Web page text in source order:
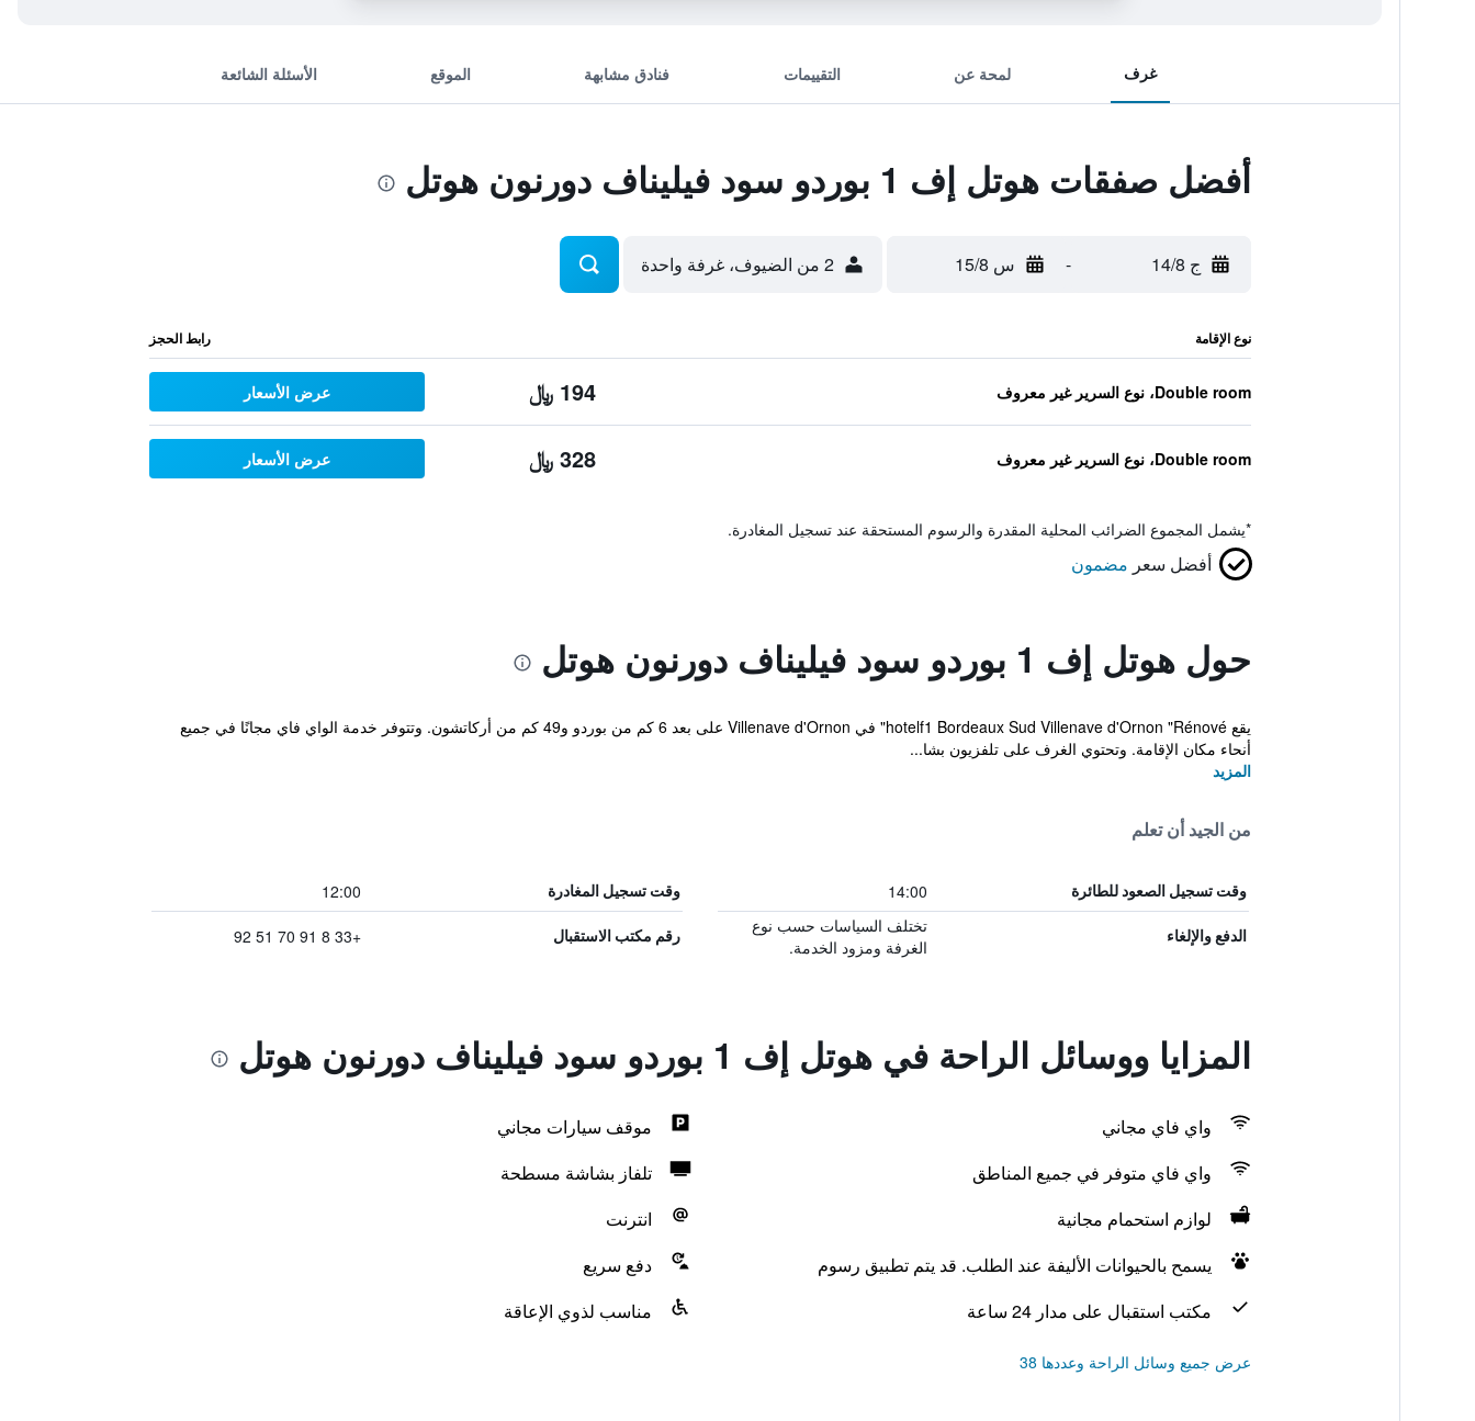
غرف لمحة عن التقييمات فنادق مشابهة الموقع الأسئلة الشائعة
أفضل صفقات هوتل إف 1 بوردو سود فيليناف دورنون هوتل
ج 14/8 - س 15/8 2 من الضيوف، غرفة واحدة
نوع الإقامة رابط الحجز
Double room، نوع السرير غير معروف 194 ﷼ عرض الأسعار
Double room، نوع السرير غير معروف 328 ﷼ عرض الأسعار
*يشمل المجموع الضرائب المحلية المقدرة والرسوم المستحقة عند تسجيل المغادرة.
أفضل سعر مضمون
حول هوتل إف 1 بوردو سود فيليناف دورنون هوتل
يقع hotelf1 Bordeaux Sud Villenave d'Ornon "Rénové" في Villenave d'Ornon على بعد 6 كم من بوردو و49 كم من أركاتشون. وتتوفر خدمة الواي فاي مجانًا في جميع
أنحاء مكان الإقامة. وتحتوي الغرف على تلفزيون بشا...
المزيد
من الجيد أن تعلم
وقت تسجيل الصعود للطائرة 14:00 وقت تسجيل المغادرة 12:00
الدفع والإلغاء
تختلف السياسات حسب نوع
الغرفة ومزود الخدمة.
رقم مكتب الاستقبال +33 8 91 70 51 92
المزايا ووسائل الراحة في هوتل إف 1 بوردو سود فيليناف دورنون هوتل
واي فاي مجاني
موقف سيارات مجاني
واي فاي متوفر في جميع المناطق
تلفاز بشاشة مسطحة
لوازم استحمام مجانية
انترنت
يسمح بالحيوانات الأليفة عند الطلب. قد يتم تطبيق رسوم
دفع سريع
مكتب استقبال على مدار 24 ساعة
مناسب لذوي الإعاقة
عرض جميع وسائل الراحة وعددها 38